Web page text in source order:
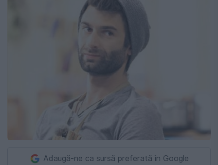
Adaugă-ne ca sursă preferată în Google